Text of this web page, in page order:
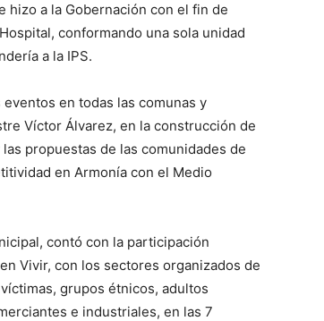
hizo a la Gobernación con el fin de
conformando una sola unidad
a la IPS.
en todas las comunas y
Víctor Álvarez, en la construcción de
propuestas de las comunidades de
en Armonía con el Medio
contó con la participación
Vivir, con los sectores organizados de
grupos étnicos, adultos
e industriales, en las 7